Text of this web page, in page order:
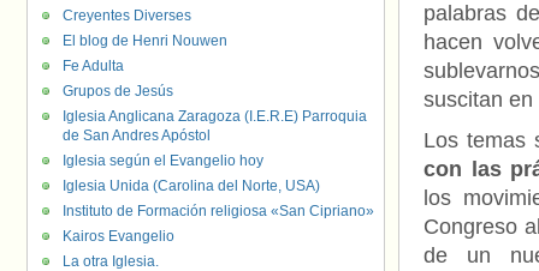
palabras
hacen
suscitan
Los temas
con las
los
Congreso
de un
Creyentes Diverses
El blog de Henri Nouwen
Fe Adulta
Grupos de Jesús
Iglesia Anglicana Zaragoza (I.E.R.E) Parroquia
de San Andres Apóstol
Iglesia según el Evangelio hoy
Iglesia Unida (Carolina del Norte, USA)
Instituto de Formación religiosa «San Cipriano»
Kairos Evangelio
La otra Iglesia.